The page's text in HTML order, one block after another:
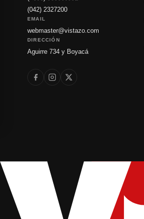
(042) 2327200
EMAIL
webmaster@vistazo.com
DIRECCIÓN
Aguirre 734 y Boyacá